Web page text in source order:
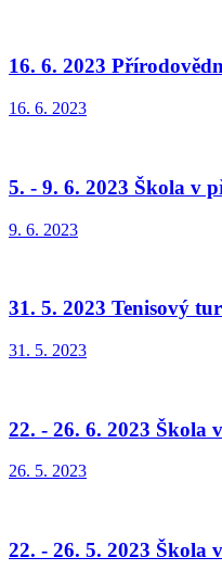
16. 6. 2023
16. 6. 2023
5. - 9. 6. 2023 Škola v
9. 6. 2023
31. 5. 2023 Tenisový
31. 5. 2023
22. - 26. 6. 2023 Škola
26. 5. 2023
22. - 26. 5. 2023 Škola